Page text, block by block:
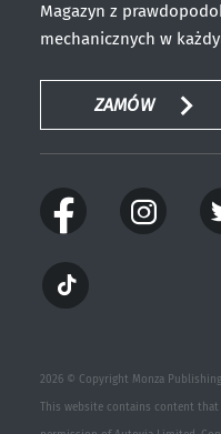
Magazyn z
mechanicznych w
ZAMÓW
2026 © Copyright Monza
This website contains content